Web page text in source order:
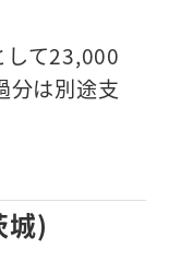
て23,000
分は別途支
城)